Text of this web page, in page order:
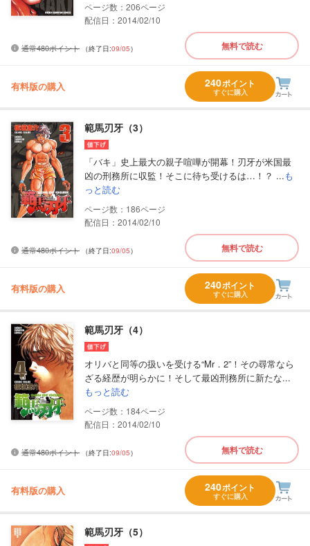
206
配信日：2014/02/10
通常480ポイント （終了日:09/05） 無料で読む
有料版の購入 240ポイント
すぐに購入
範馬刃牙（3）
「バキ」史上最大の親子喧嘩が開幕！刃牙が米国最
凶の刑務所に収監！そこに待ち受けるは…！？ ...も
っと読む
186
配信日：2014/02/10
通常480ポイント （終了日:09/05） 無料で読む
有料版の購入 240ポイント
すぐに購入
範馬刃牙（4）
オリバと同等の扱いを受ける“Mr．2”！その尋常なら
ざる経歴が明らかに！そして最凶刑務所に新たな...
もっと読む
184
配信日：2014/02/10
通常480ポイント （終了日:09/05） 無料で読む
有料版の購入 240ポイント
すぐに購入
範馬刃牙（5）